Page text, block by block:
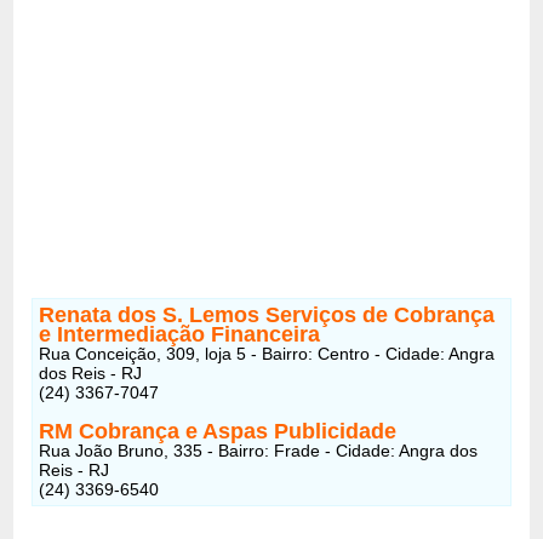
Renata dos S. Lemos Serviços de Cobrança
e Intermediação Financeira
Rua Conceição, 309, loja 5 - Bairro: Centro - Cidade: Angra
dos Reis - RJ
(24) 3367-7047
RM Cobrança e Aspas Publicidade
Rua João Bruno, 335 - Bairro: Frade - Cidade: Angra dos
Reis - RJ
(24) 3369-6540